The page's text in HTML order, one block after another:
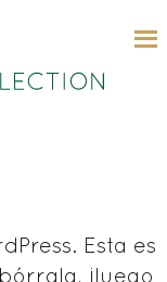
Esta es
¡luego